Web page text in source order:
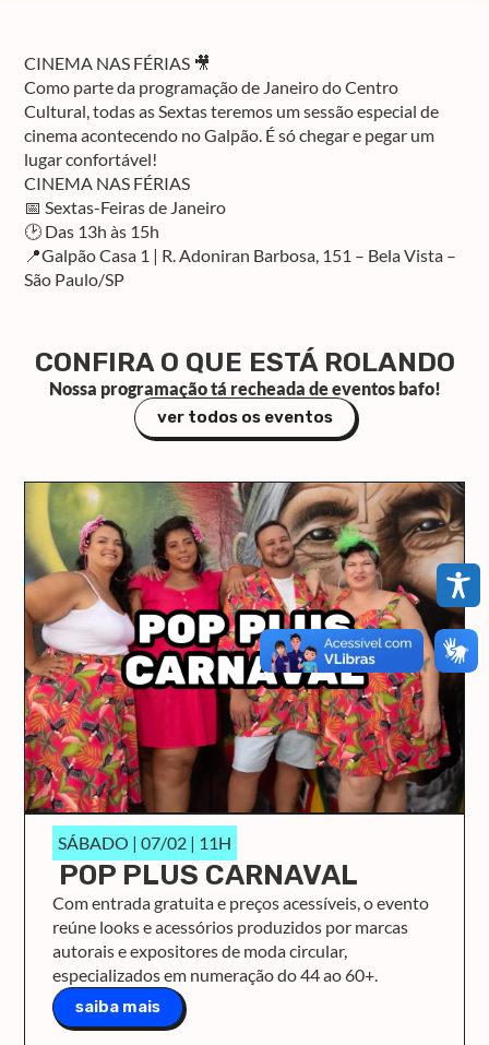
CINEMA NAS FÉRIAS 🎥
Como parte da programação de Janeiro do Centro
Cultural, todas as Sextas teremos um sessão especial de
cinema acontecendo no Galpão. É só chegar e pegar um
lugar confortável!
CINEMA NAS FÉRIAS
📅 Sextas-Feiras de Janeiro
🕑 Das 13h às 15h
📍Galpão Casa 1 | R. Adoniran Barbosa, 151 – Bela Vista –
São Paulo/SP
CONFIRA O QUE ESTÁ ROLANDO
Nossa programação tá recheada de eventos bafo!
ver todos os eventos
SÁBADO | 07/02 | 11H
POP PLUS CARNAVAL
Com entrada gratuita e preços acessíveis, o evento
reúne looks e acessórios produzidos por marcas
autorais e expositores de moda circular,
especializados em numeração do 44 ao 60+.
saiba mais